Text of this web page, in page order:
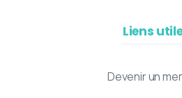
Liens
Devenir un